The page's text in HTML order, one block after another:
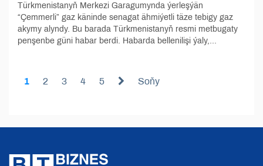
Türkmenistanyň Merkezi Garagumynda ýerleşýän
“Çemmerli” gaz käninde senagat ähmiýetli täze tebigy gaz
akymy alyndy. Bu barada Türkmenistanyň resmi metbugaty
penşenbe güni habar berdi. Habarda bellenilişi ýaly,...
1 2 3 4 5 Soňy